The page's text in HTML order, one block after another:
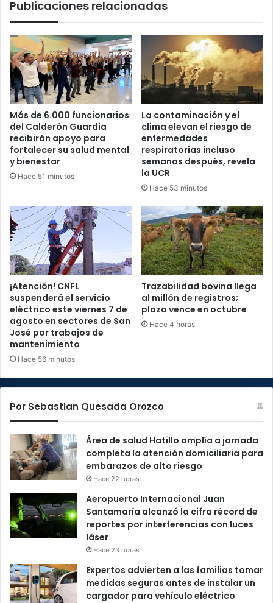
Publicaciones relacionadas
Más de 6.000 funcionarios
del Calderón Guardia
recibirán apoyo para
fortalecer su salud mental
y bienestar
Hace 51 minutos
La contaminación y el
clima elevan el riesgo de
enfermedades
respiratorias incluso
semanas después, revela
la UCR
Hace 53 minutos
¡Atención! CNFL
suspenderá el servicio
eléctrico este viernes 7 de
agosto en sectores de San
José por trabajos de
mantenimiento
Hace 56 minutos
Trazabilidad bovina llega
al millón de registros;
plazo vence en octubre
Hace 4 horas
Por Sebastian Quesada Orozco
Área de salud Hatillo amplía a jornada
completa la atención domiciliaria para
embarazos de alto riesgo
Hace 22 horas
Aeropuerto Internacional Juan
Santamaría alcanzó la cifra récord de
reportes por interferencias con luces
láser
Hace 23 horas
Expertos advierten a las familias tomar
medidas seguras antes de instalar un
cargador para vehículo eléctrico